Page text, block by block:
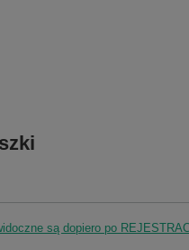
są dopiero po